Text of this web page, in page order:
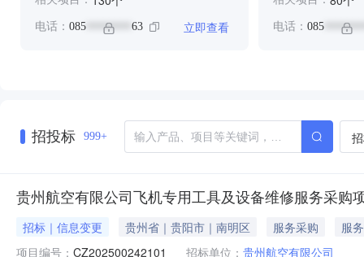
电话： 085 ******** 63 立即查看 电话： 085
招投标 999+
贵州航空有限公司飞机专用工具及设备维修服务采购
招标｜信息变更 贵州省｜贵阳市｜南明区 服务采购
服务
项目编号： CZ202500242101 招标单位： 贵州航空有限公司